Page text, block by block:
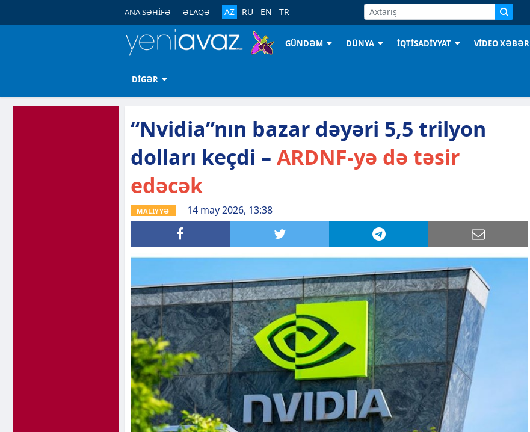
ANA SƏHİFƏ ƏLAQƏ AZ RU EN TR
GÜNDƏM DÜNYA İQTİSADİYYAT VİDEO XƏBƏR
DİGƏR
“Nvidia”nın bazar dəyəri 5,5 trilyon
dolları keçdi – ARDNF-yə də təsir
edəcək
MALİYYƏ 14 may 2026, 13:38